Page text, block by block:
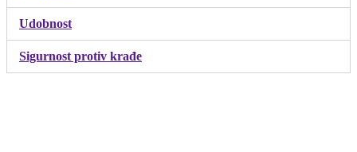
Udobnost
Sigurnost protiv krađe